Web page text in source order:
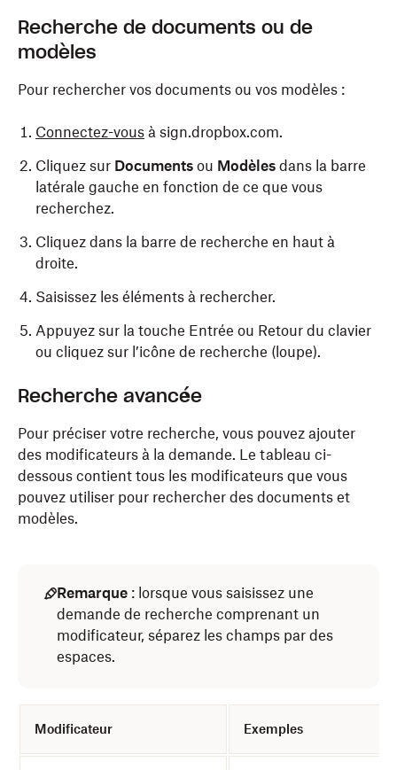
Recherche de documents ou de
modèles
Pour rechercher vos documents ou vos modèles :
Connectez-vous à sign.dropbox.com.
Cliquez sur Documents ou Modèles dans la barre
latérale gauche en fonction de ce que vous
recherchez.
Cliquez dans la barre de recherche en haut à
droite.
Saisissez les éléments à rechercher.
Appuyez sur la touche Entrée ou Retour du clavier
ou cliquez sur l’icône de recherche (loupe).
Recherche avancée
Pour préciser votre recherche, vous pouvez ajouter
des modificateurs à la demande. Le tableau ci-
dessous contient tous les modificateurs que vous
pouvez utiliser pour rechercher des documents et
modèles.
Remarque : lorsque vous saisissez une
demande de recherche comprenant un
modificateur, séparez les champs par des
espaces.
Modificateur Exemples